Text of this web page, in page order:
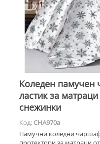
Коледен памучен
ластик за
снежинки
Код: CHA970a
Памучни коледни